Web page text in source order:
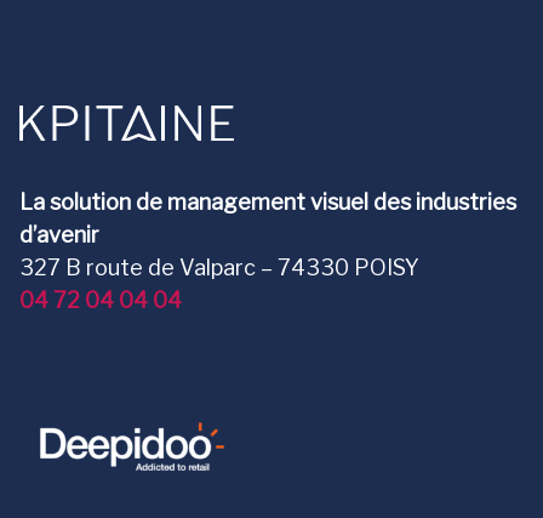
La solution de management visuel des industries
d’avenir
327 B route de Valparc – 74330 POISY
04 72 04 04 04